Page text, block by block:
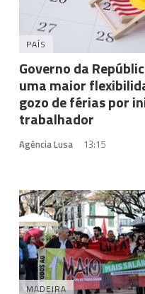
PAÍS
Governo da
uma maior
gozo de férias por
trabalhador
Agência Lusa 13:15
MADEIRA